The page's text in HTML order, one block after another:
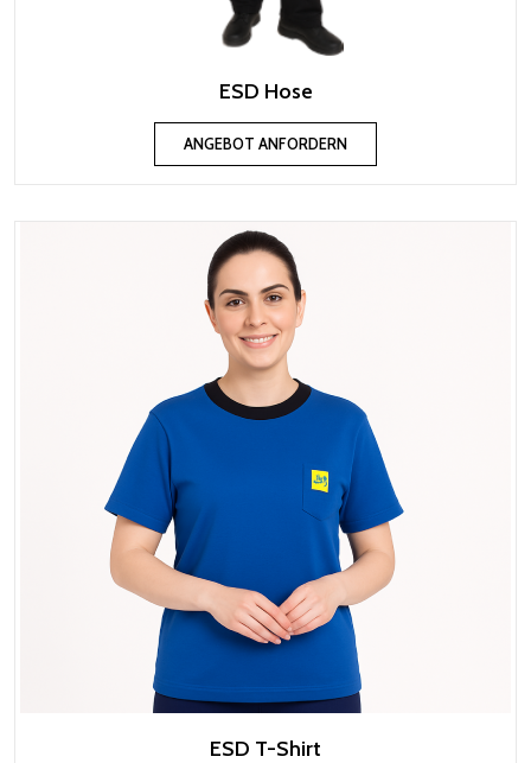
ESD Hose
ANGEBOT ANFORDERN
ESD T-Shirt